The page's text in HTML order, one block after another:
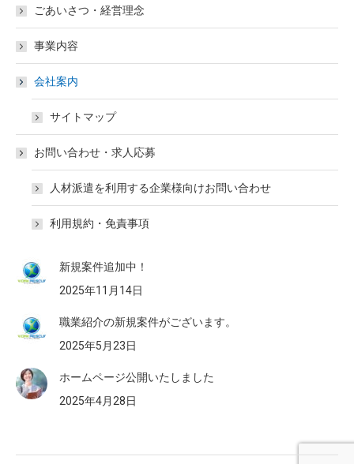
ごあいさつ・経営理念
事業内容
会社案内
サイトマップ
お問い合わせ・求人応募
人材派遣を利用する企業様向けお問い合わせ
利用規約・免責事項
新規案件追加中！
2025年11月14日
職業紹介の新規案件がございます。
2025年5月23日
ホームページ公開いたしました
2025年4月28日